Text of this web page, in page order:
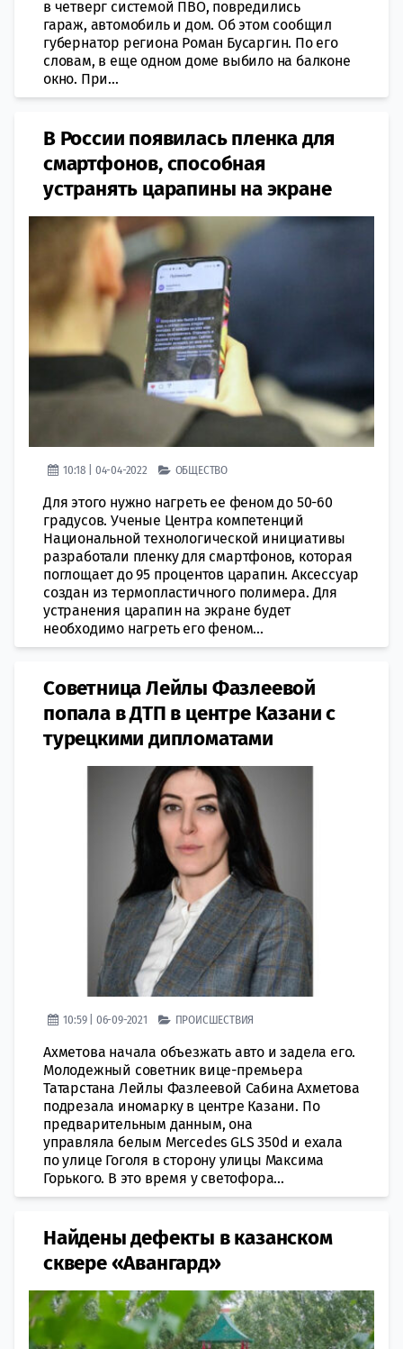
в четверг системой ПВО, повредились
гараж, автомобиль и дом. Об этом сообщил
губернатор региона Роман Бусаргин. По его
словам, в еще одном доме выбило на балконе
окно. При...
В России появилась пленка для
смартфонов, способная
устранять царапины на экране
10:18 | 04-04-2022 ОБЩЕСТВО
Для этого нужно нагреть ее феном до 50-60
градусов. Ученые Центра компетенций
Национальной технологической инициативы
разработали пленку для смартфонов, которая
поглощает до 95 процентов царапин. Аксессуар
создан из термопластичного полимера. Для
устранения царапин на экране будет
необходимо нагреть его феном...
Советница Лейлы Фазлеевой
попала в ДТП в центре Казани с
турецкими дипломатами
10:59 | 06-09-2021 ПРОИСШЕСТВИЯ
Ахметова начала объезжать авто и задела его.
Молодежный советник вице-премьера
Татарстана Лейлы Фазлеевой Сабина Ахметова
подрезала иномарку в центре Казани. По
предварительным данным, она
управляла белым Mercedes GLS 350d и ехала
по улице Гоголя в сторону улицы Максима
Горького. В это время у светофора...
Найдены дефекты в казанском
сквере «Авангард»